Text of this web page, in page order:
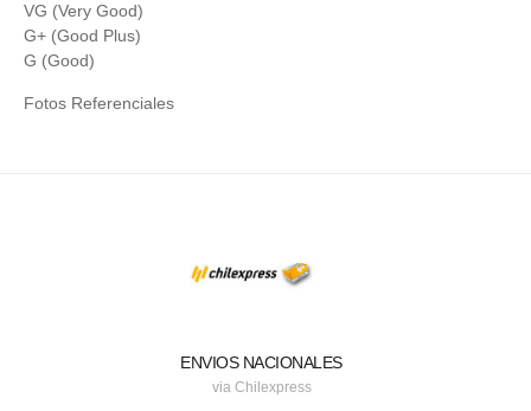
VG (Very Good)
G+ (Good Plus)
G (Good)
Fotos Referenciales
ENVIOS NACIONALES
via Chilexpress